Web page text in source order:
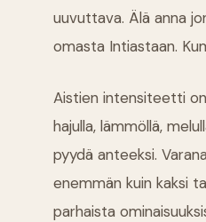
uuvuttava. Älä anna
omasta Intiastaan.
Aistien intensiteetti
hajulla, lämmöllä,
pyydä anteeksi.
enemmän kuin kaksi
parhaista